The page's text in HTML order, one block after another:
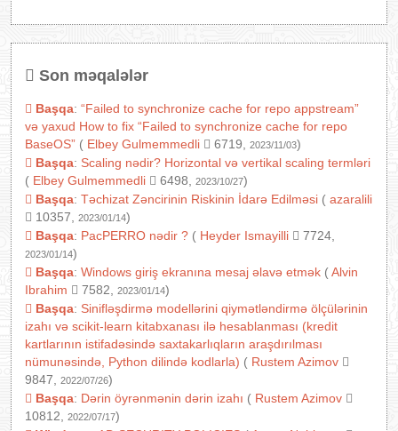
Son məqalələr
Başqa: “Failed to synchronize cache for repo appstream”
və yaxud How to fix “Failed to synchronize cache for repo
BaseOS” ( Elbey Gulmemmedli 6719, 2023/11/03)
Başqa: Scaling nədir? Horizontal və vertikal scaling termləri
( Elbey Gulmemmedli 6498, 2023/10/27)
Başqa: Təchizat Zəncirinin Riskinin İdarə Edilməsi ( azaralili
10357,
2023/01/14)
Başqa: PacPERRO nədir ? ( Heyder Ismayilli 7724,
2023/01/14)
Başqa: Windows giriş ekranına mesaj əlavə etmək (Alvin
Ibrahim
7582, 2023/01/14)
Başqa: Sinifləşdirmə modellərini qiymətləndirmə ölçülərinin
izahı və scikit-learn kitabxanası ilə hesablanması (kredit
kartlarının istifadəsində saxtakarlıqların araşdırılması
nümunəsində, Python dilində kodlarla) ( Rustem Azimov
9847,
2022/07/26)
Başqa: Dərin öyrənmənin dərin izahı ( Rustem Azimov
10812,
2022/07/17)